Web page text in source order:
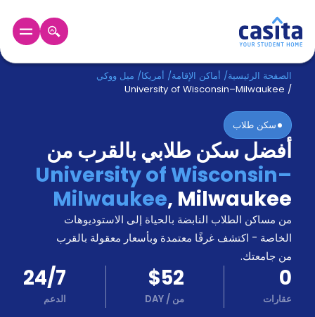
الرئيسية عربي USD
دخول
حجز
السكن
من
نحن؟
المدونة
أخبر
أصدقائك
و
اكسب
كن
شريكا
الدعم
الصفحة الرئيسية/ أماكن الإقامة/ أمريكا/ ميل ووكي
/
University of Wisconsin–Milwaukee
سكن طلاب
أفضل سكن طلابي بالقرب من
University of Wisconsin–
Milwaukee, Milwaukee
من مساكن الطلاب النابضة بالحياة إلى الاستوديوهات
الخاصة - اكتشف غرفًا معتمدة وبأسعار معقولة بالقرب
من جامعتك.
0
عقارات
$52
من /
DAY
24/7
الدعم